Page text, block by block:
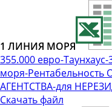
1 ЛИНИЯ МОРЯ
355.000 евро-
моря-
АГЕНТСТВА-для
Скачать файл